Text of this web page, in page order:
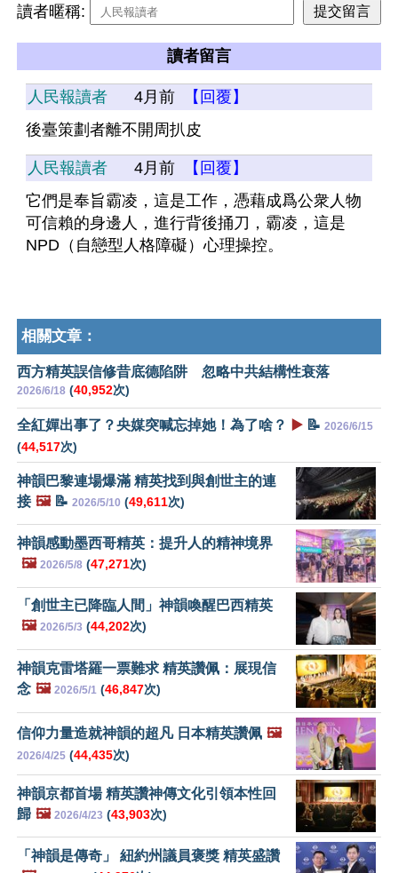
讀者暱稱:
讀者留言
人民報讀者 4月前
【回覆】
後臺策劃者離不開周扒皮
人民報讀者 4月前
【回覆】
它們是奉旨霸凌，這是工作，憑藉成爲公衆人物
可信賴的身邊人，進行背後捅刀，霸凌，這是
NPD（自戀型人格障礙）心理操控。
相關文章：
西方精英誤信修昔底德陷阱 忽略中共結構性衰落
2026/6/18 (40,952次)
全紅嬋出事了？央媒突喊忘掉她！為了啥？ ▶️ 📝 2026/6/15
(44,517次)
神韻巴黎連場爆滿 精英找到與創世主的連
接 🖼️📝 2026/5/10 (49,611次)
神韻感動墨西哥精英：提升人的精神境界
🖼️ 2026/5/8 (47,271次)
「創世主已降臨人間」神韻喚醒巴西精英
🖼️ 2026/5/3 (44,202次)
神韻克雷塔羅一票難求 精英讚佩：展現信
念 🖼️ 2026/5/1 (46,847次)
信仰力量造就神韻的超凡 日本精英讚佩 🖼️
2026/4/25 (44,435次)
神韻京都首場 精英讚神傳文化引領本性回
歸 🖼️ 2026/4/23 (43,903次)
「神韻是傳奇」 紐約州議員褒獎 精英盛讚